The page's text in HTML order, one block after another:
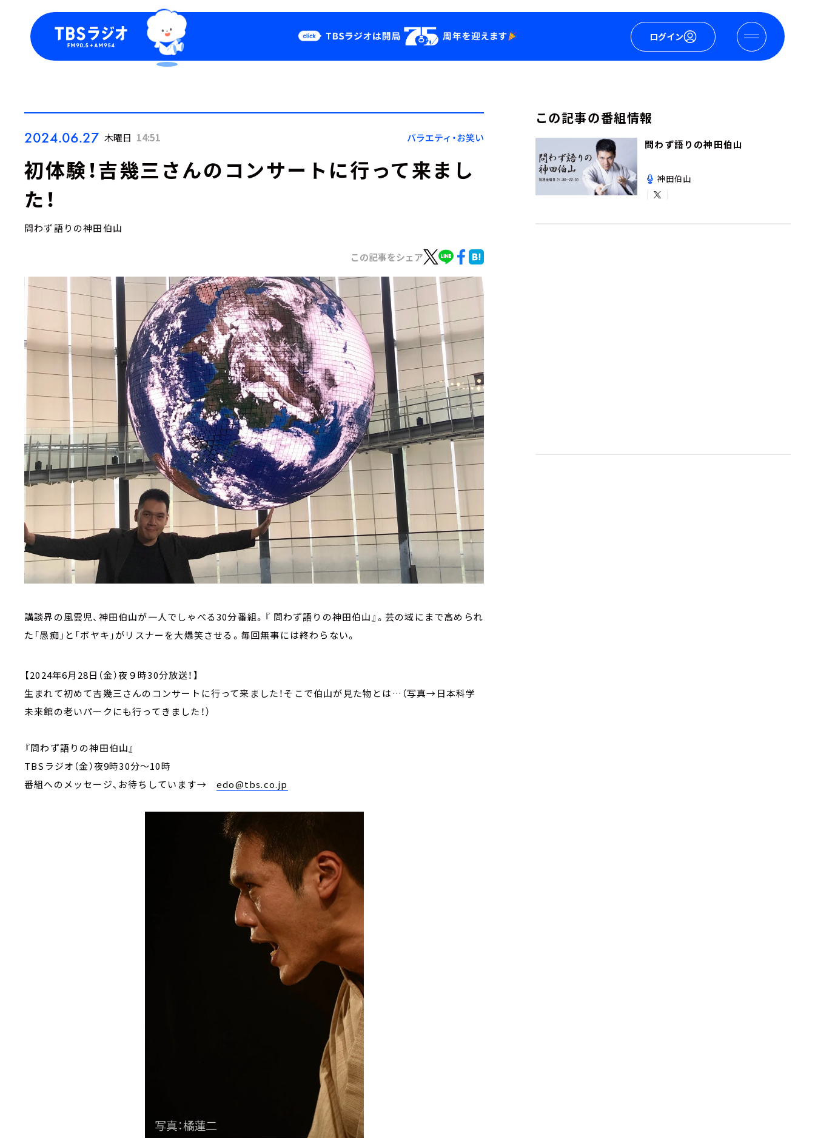
ログイン
Podcast
YouTube
会社情報
2024.06.27 木曜日 14:51 バラエティ・お笑い
初体験！吉幾三さんのコンサートに行って来まし
た！
問わず語りの神田伯山
この記事をシェア
講談界の風雲児、神田伯山が一人でしゃべる30分番組。『 問わず語りの神田伯山』。芸の域にまで高められ
た「愚痴」と「ボヤキ」がリスナーを大爆笑させる。毎回無事には終わらない。
【2024年6月28日（金）夜９時30分放送！】
生まれて初めて吉幾三さんのコンサートに行って来ました！そこで伯山が見た物とは…（写真→日本科学
未来館の老いパークにも行ってきました！）
『問わず語りの神田伯山』
TBSラジオ（金）夜9時30分～10時
番組へのメッセージ、お待ちしています→edo@tbs.co.jp
この記事の番組情報
問わず語りの神田伯山
神田伯山